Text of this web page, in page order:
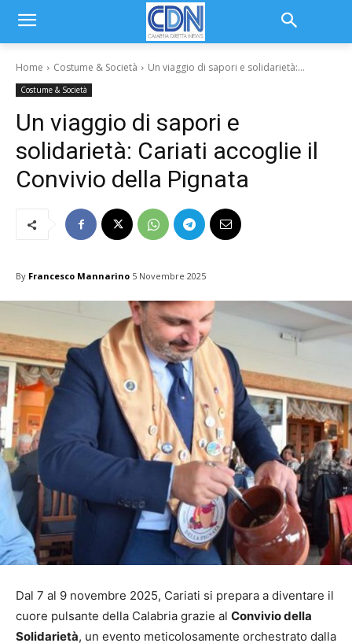
Home Costume & Società Un viaggio di sapori e solidarietà:...
Costume & Società
Un viaggio di sapori e
solidarietà: Cariati accoglie il
Convivio della Pignata
By Francesco Mannarino 5 Novembre 2025
Dal 7 al 9 novembre 2025, Cariati si prepara a diventare il
cuore pulsante della Calabria grazie al Convivio della
Solidarietà, un evento meticolosamente orchestrato dalla